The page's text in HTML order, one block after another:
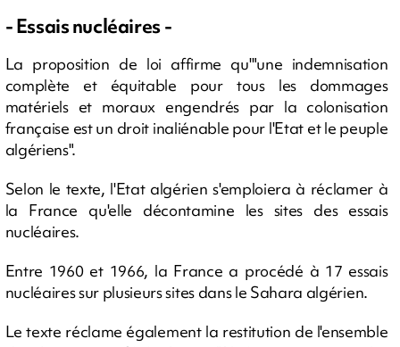
- Essais nucléaires -
La proposition de loi affirme qu'"une indemnisation
complète et équitable pour tous les dommages
matériels et moraux engendrés par la colonisation
française est un droit inaliénable pour l'Etat et le peuple
algériens".
Selon le texte, l'Etat algérien s'emploiera à réclamer à
la France qu'elle décontamine les sites des essais
nucléaires.
Entre 1960 et 1966, la France a procédé à 17 essais
nucléaires sur plusieurs sites dans le Sahara algérien.
Le texte réclame également la restitution de l'ensemble